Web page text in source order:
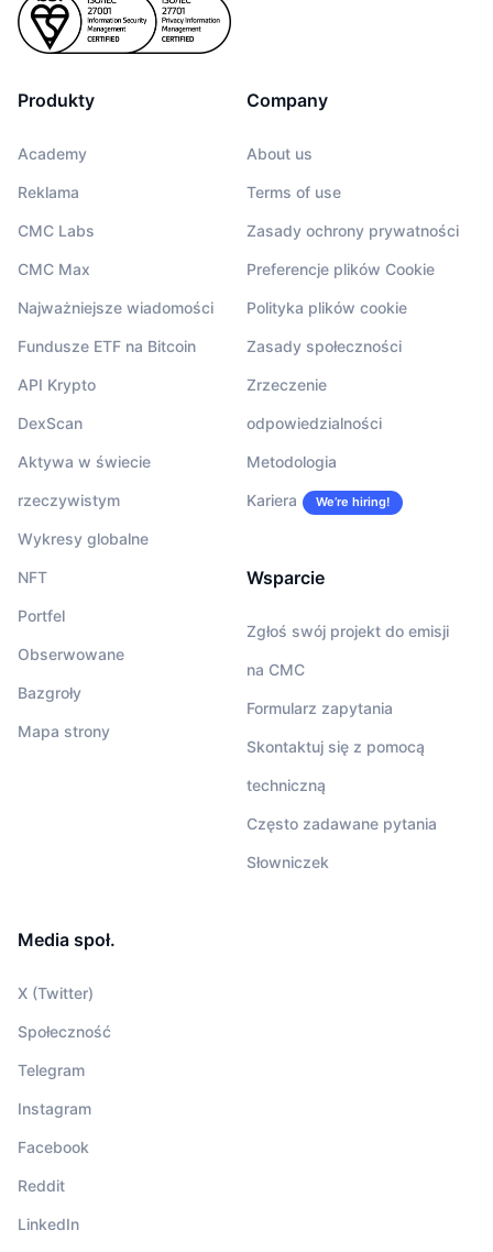
Produkty
Academy
Reklama
CMC Labs
CMC Max
Najważniejsze wiadomości
Fundusze ETF na Bitcoin
API Krypto
DexScan
Aktywa w świecie
rzeczywistym
Wykresy globalne
NFT
Portfel
Obserwowane
Bazgroły
Mapa strony
Company
About us
Terms of use
Zasady ochrony prywatności
Preferencje plików Cookie
Polityka plików cookie
Zasady społeczności
Zrzeczenie
odpowiedzialności
Metodologia
Kariera We’re hiring!
Wsparcie
Zgłoś swój projekt do emisji
na CMC
Formularz zapytania
Skontaktuj się z pomocą
techniczną
Często zadawane pytania
Słowniczek
Media społ.
X (Twitter)
Społeczność
Telegram
Instagram
Facebook
Reddit
LinkedIn